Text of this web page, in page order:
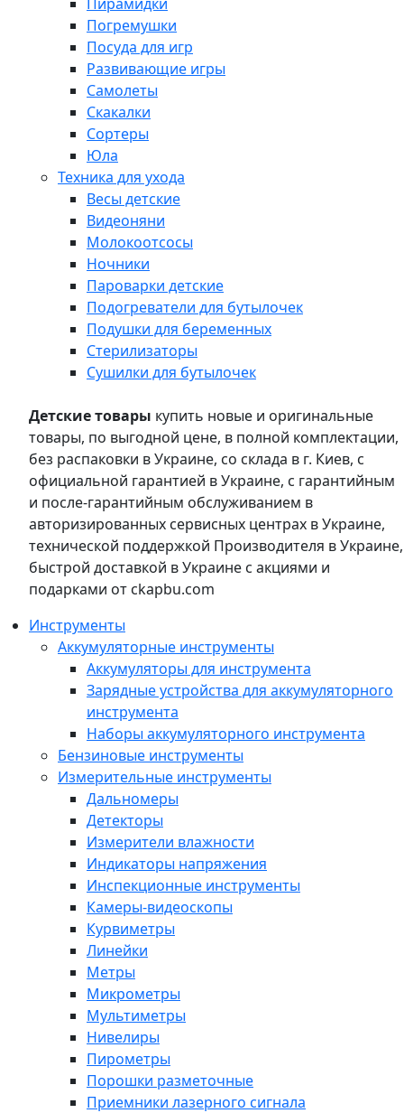
Погремушки
Посуда для игр
Развивающие игры
Самолеты
Скакалки
Сортеры
Юла
Техника для ухода
Весы детские
Видеоняни
Молокоотсосы
Ночники
Пароварки детские
Подогреватели для бутылочек
Подушки для беременных
Стерилизаторы
Сушилки для бутылочек
Детские товары купить новые и оригинальные
товары, по выгодной цене, в полной комплектации,
без распаковки в Украине, со склада в г. Киев, с
официальной гарантией в Украине, с гарантийным
и после-гарантийным обслуживанием в
авторизированных сервисных центрах в Украине,
технической поддержкой Производителя в Украине,
быстрой доставкой в Украине с акциями и
подарками от ckapbu.com
Инструменты
Аккумуляторные инструменты
Аккумуляторы для инструмента
Зарядные устройства для аккумуляторного
инструмента
Наборы аккумуляторного инструмента
Бензиновые инструменты
Измерительные инструменты
Дальномеры
Детекторы
Измерители влажности
Индикаторы напряжения
Инспекционные инструменты
Камеры-видеоскопы
Курвиметры
Линейки
Метры
Микрометры
Мультиметры
Нивелиры
Пирометры
Порошки разметочные
Приемники лазерного сигнала